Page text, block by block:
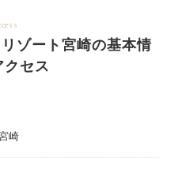
ゾート宮崎の基本情
クセス
崎